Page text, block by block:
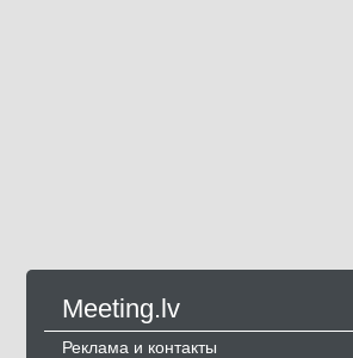
Meeting.lv
Реклама и контакты